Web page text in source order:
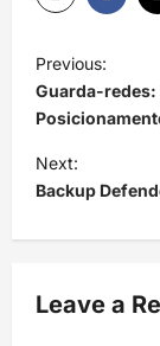
P
o
s
t
n
a
i
Previous:
Guarda-redes:
Next:
Backup
Leave a